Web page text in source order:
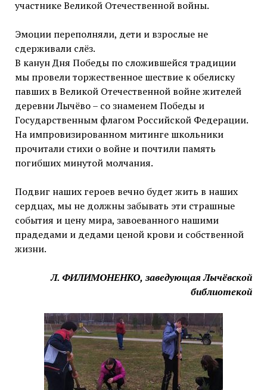
участнике Великой Отечественной войны.
Эмоции переполняли, дети и взрослые не
сдерживали слёз.
В канун Дня Победы по сложившейся традиции
мы провели торжественное шествие к обелиску
павших в Великой Отечественной войне жителей
деревни Лычёво – со знаменем Победы и
Государственным флагом Российской Федерации.
На импровизированном митинге школьники
прочитали стихи о войне и почтили память
погибших минутой молчания.
Подвиг наших героев вечно будет жить в наших
сердцах, мы не должны забывать эти страшные
события и цену мира, завоеванного нашими
прадедами и дедами ценой крови и собственной
жизни.
Л. ФИЛИМОНЕНКО, заведующая Лычёвской
библиотекой